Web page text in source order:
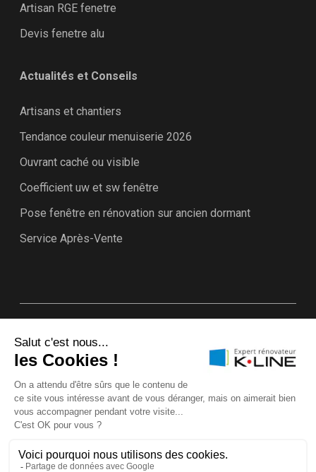
Artisan RGE fenetre
Devis fenetre alu
Actualités et Conseils
Artisans et chantiers
Tendance couleur menuiserie 2026
Ouvrant caché ou visible
Coefficient uw et sw fenêtre
Pose fenêtre en rénovation sur ancien dormant
Service Après-Vente
Annuaire Experts rénovateurs K•LINE
Mentions légales & CGU
Politique d’utilisation des cookies
Protection des données
Garanties K•LINE